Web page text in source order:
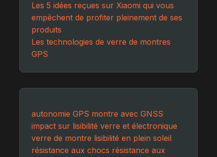
Les 5 idées reçues sur Xiaomi qui vous
empêchent de profiter pleinement de ses
produits
Les technologies de verre de montres
GPS
autonomie GPS montre avec GNSS
impact sur lisibilité verre et électronique
verre de montre lisibilité en plein soleil
résistance aux chocs résistance aux